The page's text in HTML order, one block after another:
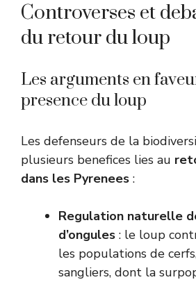
Controverses et
du retour du loup
Les arguments en
presence du loup
Les defenseurs de la
plusieurs benefices lies au
dans les Pyrenees :
Regulation naturelle
d’ongules : le loup
les populations de
sangliers, dont la